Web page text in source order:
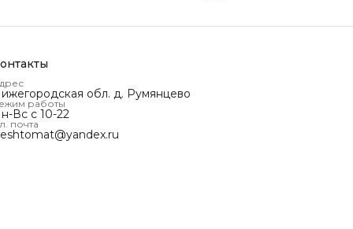
обл. д. Румянцево
работы
Вс с 10-22
почта